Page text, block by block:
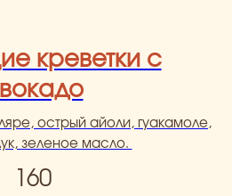
креветки с
острый айоли, гуакамоле,
зеленое масло.
160